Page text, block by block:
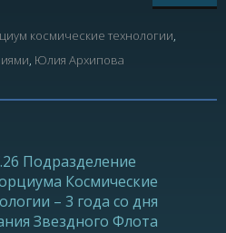
космические технологии
Юлия Архипова
Подразделение
Космические
– 3 года со дня
Звездного Флота